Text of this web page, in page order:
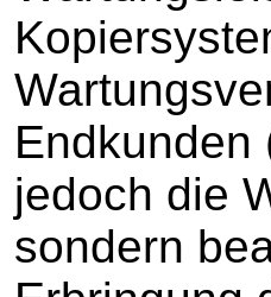
Endkunden
jedoch die
sondern